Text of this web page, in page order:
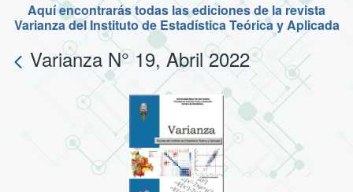
Aquí encontrarás todas las ediciones de la revista
Varianza del Instituto de Estadística Teórica y Aplicada
Varianza N° 19, Abril 2022